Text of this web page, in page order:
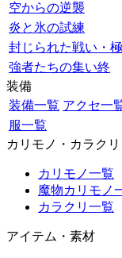
空からの逆襲
炎と氷の試練
封じられた戦い・極
強者たちの集い終
装備
装備一覧 アクセ一
服一覧
カリモノ・カラクリ
カリモノ一覧
魔物カリモノ
カラクリ一覧
アイテム・素材